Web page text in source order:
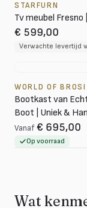
STARFURN
Tv meubel Fresno
€ 599,00
Verwachte levertijd
WORLD OF BROSI
Bootkast van
Boot | Uniek &
Vanaf € 695,00
Op voorraad
Wat